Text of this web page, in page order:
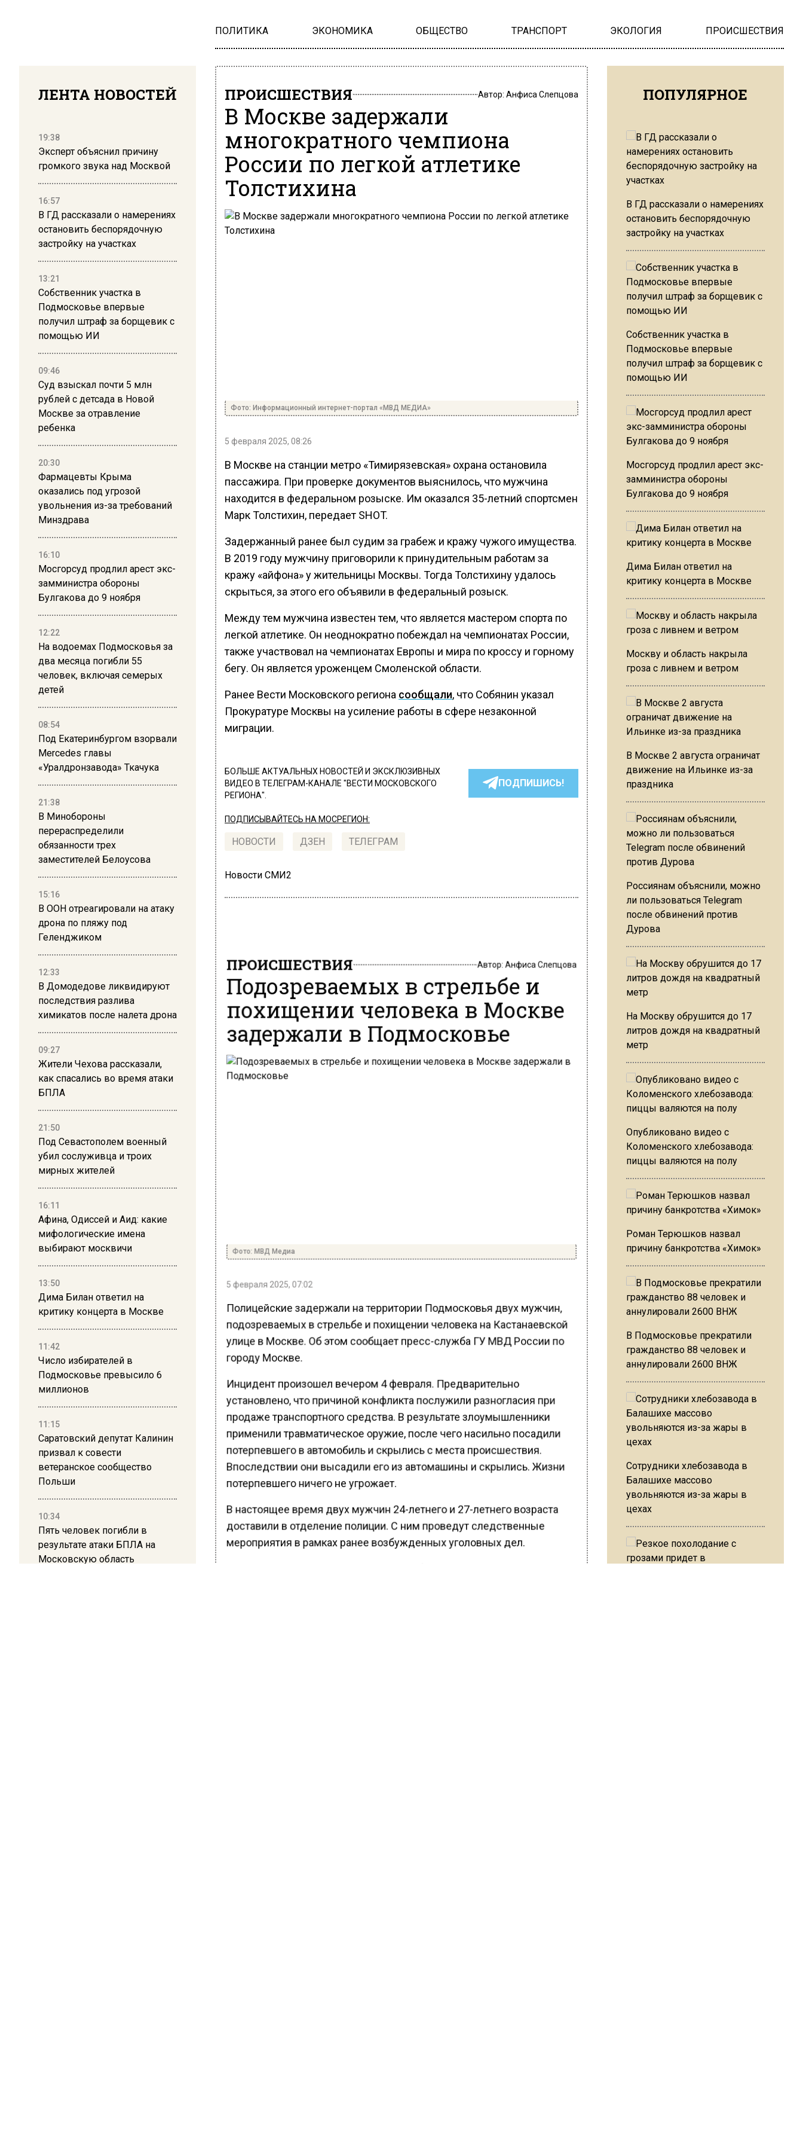
ПОЛИТИКА ЭКОНОМИКА ОБЩЕСТВО ТРАНСПОРТ ЭКОЛОГИЯ ПРОИСШЕСТВИЯ
ЛЕНТА НОВОСТЕЙ
19:38
Эксперт объяснил причину
громкого звука над Москвой
16:57
В ГД рассказали о намерениях
остановить беспорядочную
застройку на участках
13:21
Собственник участка в
Подмосковье впервые
получил штраф за борщевик с
помощью ИИ
09:46
Суд взыскал почти 5 млн
рублей с детсада в Новой
Москве за отравление
ребенка
20:30
Фармацевты Крыма
оказались под угрозой
увольнения из-за требований
Минздрава
16:10
Мосгорсуд продлил арест экс-
замминистра обороны
Булгакова до 9 ноября
12:22
На водоемах Подмосковья за
два месяца погибли 55
человек, включая семерых
детей
08:54
Под Екатеринбургом взорвали
Mercedes главы
«Уралдронзавода» Ткачука
21:38
В Минобороны
перераспределили
обязанности трех
заместителей Белоусова
15:16
В ООН отреагировали на атаку
дрона по пляжу под
Геленджиком
12:33
В Домодедове ликвидируют
последствия разлива
химикатов после налета дрона
09:27
Жители Чехова рассказали,
как спасались во время атаки
БПЛА
21:50
Под Севастополем военный
убил сослуживца и троих
мирных жителей
16:11
Афина, Одиссей и Аид: какие
мифологические имена
выбирают москвичи
13:50
Дима Билан ответил на
критику концерта в Москве
11:42
Число избирателей в
Подмосковье превысило 6
миллионов
11:15
Саратовский депутат Калинин
призвал к совести
ветеранское сообщество
Польши
10:34
Пять человек погибли в
результате атаки БПЛА на
Московскую область
ПРОИСШЕСТВИЯ Автор: Анфиса Слепцова
В Москве задержали
многократного чемпиона
России по легкой атлетике
Толстихина
Фото: Информационный интернет-портал «МВД МЕДИА»
5 февраля 2025, 08:26
В Москве на станции метро «Тимирязевская» охрана остановила
пассажира. При проверке документов выяснилось, что мужчина
находится в федеральном розыске. Им оказался 35-летний спортсмен
Марк Толстихин, передает SHOT.
Задержанный ранее был судим за грабеж и кражу чужого имущества.
В 2019 году мужчину приговорили к принудительным работам за
кражу «айфона» у жительницы Москвы. Тогда Толстихину удалось
скрыться, за этого его объявили в федеральный розыск.
Между тем мужчина известен тем, что является мастером спорта по
легкой атлетике. Он неоднократно побеждал на чемпионатах России,
также участвовал на чемпионатах Европы и мира по кроссу и горному
бегу. Он является уроженцем Смоленской области.
Ранее Вести Московского региона сообщали, что Собянин указал
Прокуратуре Москвы на усиление работы в сфере незаконной
миграции.
БОЛЬШЕ АКТУАЛЬНЫХ НОВОСТЕЙ И ЭКСКЛЮЗИВНЫХ
ВИДЕО В ТЕЛЕГРАМ-КАНАЛЕ "ВЕСТИ МОСКОВСКОГО
РЕГИОНА".
ПОДПИШИСЬ!
ПОДПИСЫВАЙТЕСЬ НА МОСРЕГИОН:
НОВОСТИ ДЗЕН ТЕЛЕГРАМ
Новости СМИ2
ПРОИСШЕСТВИЯ Автор: Анфиса Слепцова
Подозреваемых в стрельбе и
похищении человека в Москве
задержали в Подмосковье
Фото: МВД Медиа
5 февраля 2025, 07:02
Полицейские задержали на территории Подмосковья двух мужчин,
подозреваемых в стрельбе и похищении человека на Кастанаевской
улице в Москве. Об этом сообщает пресс-служба ГУ МВД России по
городу Москве.
Инцидент произошел вечером 4 февраля. Предварительно
установлено, что причиной конфликта послужили разногласия при
продаже транспортного средства. В результате злоумышленники
применили травматическое оружие, после чего насильно посадили
потерпевшего в автомобиль и скрылись с места происшествия.
Впоследствии они высадили его из автомашины и скрылись. Жизни
потерпевшего ничего не угрожает.
В настоящее время двух мужчин 24-летнего и 27-летнего возраста
доставили в отделение полиции. С ним проведут следственные
мероприятия в рамках ранее возбужденных уголовных дел.
ПОПУЛЯРНОЕ
В ГД рассказали о намерениях
остановить беспорядочную
застройку на участках
Собственник участка в
Подмосковье впервые
получил штраф за борщевик с
помощью ИИ
Мосгорсуд продлил арест экс-
замминистра обороны
Булгакова до 9 ноября
Дима Билан ответил на
критику концерта в Москве
Москву и область накрыла
гроза с ливнем и ветром
В Москве 2 августа ограничат
движение на Ильинке из-за
праздника
Россиянам объяснили, можно
ли пользоваться Telegram
после обвинений против
Дурова
На Москву обрушится до 17
литров дождя на квадратный
метр
Опубликовано видео с
Коломенского хлебозавода:
пиццы валяются на полу
Роман Терюшков назвал
причину банкротства «Химок»
В Подмосковье прекратили
гражданство 88 человек и
аннулировали 2600 ВНЖ
Сотрудники хлебозавода в
Балашихе массово
увольняются из-за жары в
цехах